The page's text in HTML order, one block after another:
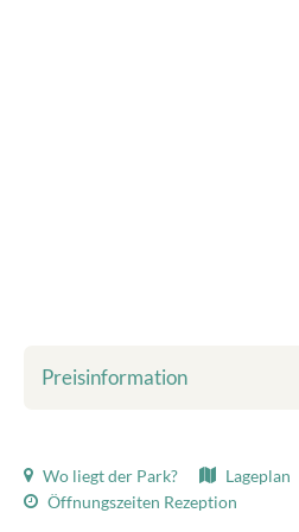
Preisinformation
Inbegriffen im angezeigten Preis:
Kurtaxe
Bettwäsche
Wo liegt der Park?
Lageplan
Öffnungszeiten Rezeption